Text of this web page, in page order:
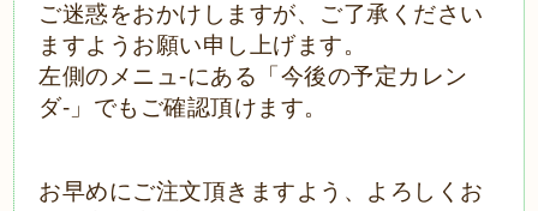
ご迷惑をおかけしますが、ご了承ください
ますようお願い申し上げます。
左側のメニュ-にある「今後の予定カレン
ダ-」でもご確認頂けます。
お早めにご注文頂きますよう、よろしくお